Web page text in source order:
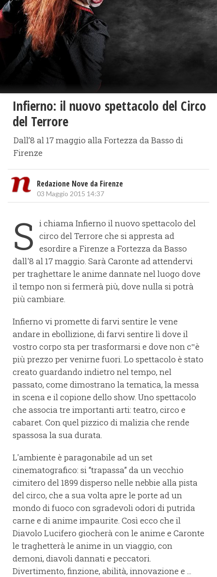
Infierno: il nuovo spettacolo del Circo
del Terrore
Dall’8 al 17 maggio alla Fortezza da Basso di
Firenze
Redazione Nove da Firenze
03 Maggio 2015 14:37
S i chiama Infierno il nuovo spettacolo del
circo del Terrore che si appresta ad
esordire a Firenze a Fortezza da Basso
dall'8 al 17 maggio. Sarà Caronte ad attendervi
per traghettare le anime dannate nel luogo dove
il tempo non si fermerà più, dove nulla si potrà
più cambiare.
Infierno vi promette di farvi sentire le vene
andare in ebollizione, di farvi sentire lì dove il
vostro corpo sta per trasformarsi e dove non c‟è
più prezzo per venirne fuori. Lo spettacolo è stato
creato guardando indietro nel tempo, nel
passato, come dimostrano la tematica, la messa
in scena e il copione dello show. Uno spettacolo
che associa tre importanti arti: teatro, circo e
cabaret. Con quel pizzico di malizia che rende
spassosa la sua durata.
L'ambiente è paragonabile ad un set
cinematografico: si “trapassa” da un vecchio
cimitero del 1899 disperso nelle nebbie alla pista
del circo, che a sua volta apre le porte ad un
mondo di fuoco con sgradevoli odori di putrida
carne e di anime impaurite. Così ecco che il
Diavolo Lucifero giocherà con le anime e Caronte
le traghetterà le anime in un viaggio, con
demoni, diavoli dannati e peccatori.
Divertimento, finzione, abilità, innovazione e ...